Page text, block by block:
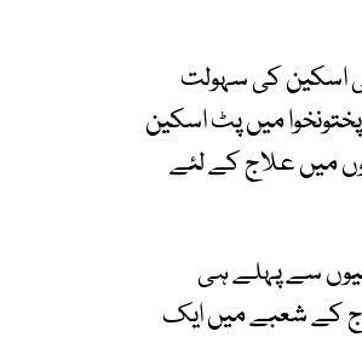
اسکین کی سہولت
میں پٹ اسکین
میں علاج کے لئے
سے پہلے ہی
کے شعبے میں ایک